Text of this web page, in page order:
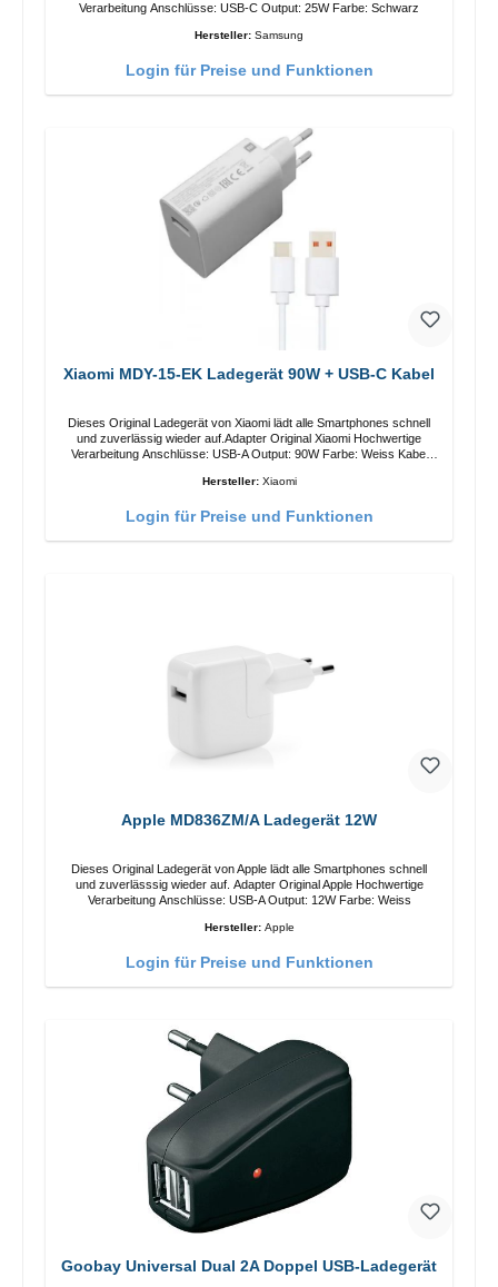
Verarbeitung Anschlüsse: USB-C Output: 25W Farbe: Schwarz
Hersteller: Samsung
Login für Preise und Funktionen
Xiaomi MDY-15-EK Ladegerät 90W + USB-C Kabel
Dieses Original Ladegerät von Xiaomi lädt alle Smartphones schnell
und zuverlässig wieder auf.Adapter Original Xiaomi Hochwertige
Verarbeitung Anschlüsse: USB-A Output: 90W Farbe: Weiss Kabel
Hersteller: Xiaomi
Login für Preise und Funktionen
Apple MD836ZM/A Ladegerät 12W
Dieses Original Ladegerät von Apple lädt alle Smartphones schnell
und zuverlässsig wieder auf. Adapter Original Apple Hochwertige
Verarbeitung Anschlüsse: USB-A Output: 12W Farbe: Weiss
Hersteller: Apple
Login für Preise und Funktionen
Goobay Universal Dual 2A Doppel USB-Ladegerät